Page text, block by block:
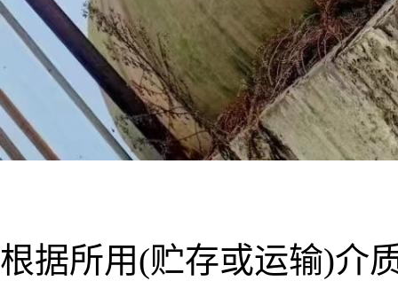
根据所用(贮存或运输)介